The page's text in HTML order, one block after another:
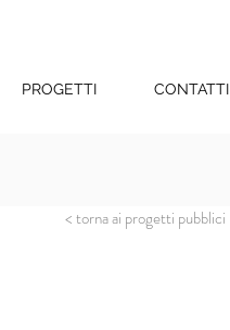
PROGETTI CONTATTI
< torna ai progetti pubblici